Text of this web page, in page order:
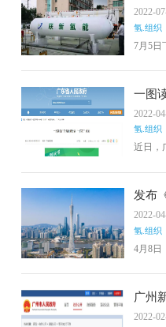
业高
2022-
氢.组织
7月5日
研督导
随后
议，
机构及
行讨论
源体系
一图
划
2022-
氢.组织
近日，
全力推
全高效
全面建
国前列
障。
发布
四五”
业化
2022-
氢.组织
4月8日
开发氢
的氢燃
料电池
可控的
广州
料国
2022-